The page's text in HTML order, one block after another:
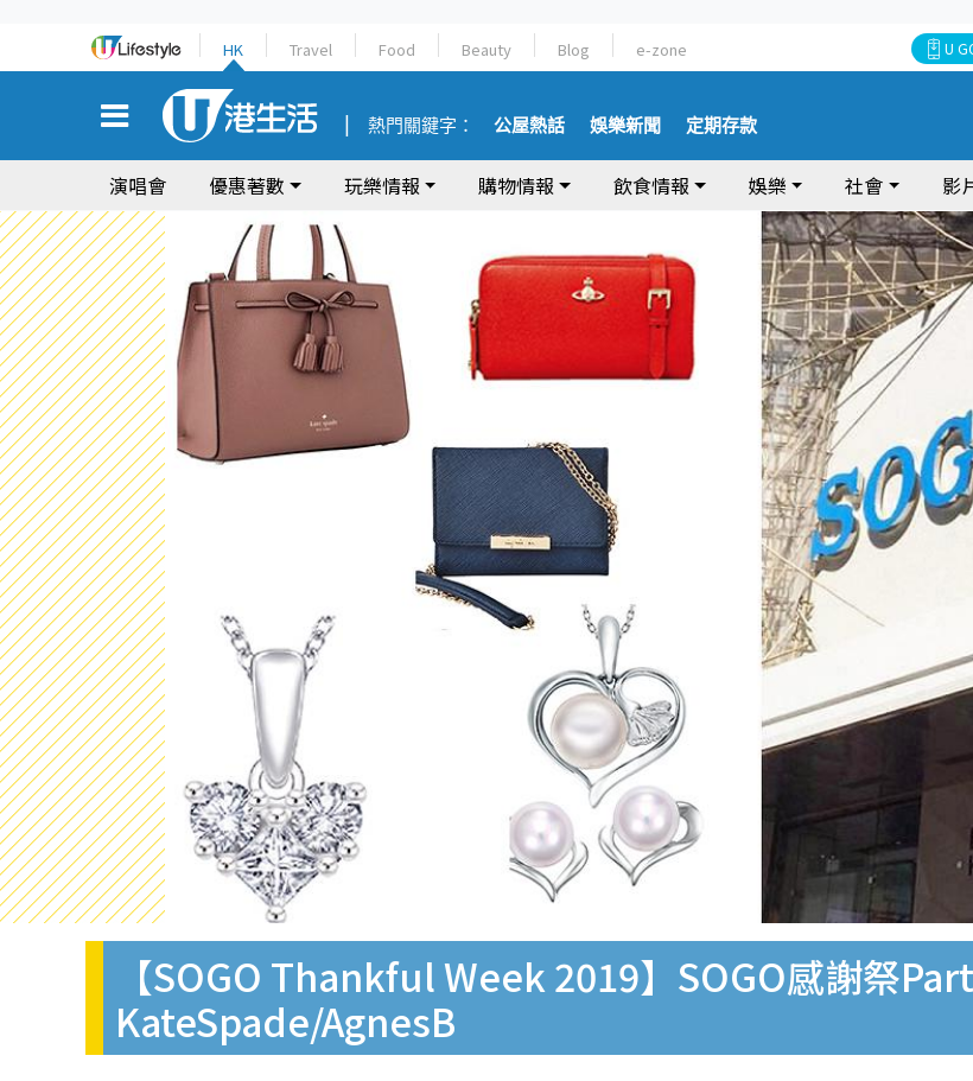
HK Travel Food Beauty Blog e-zone U
熱門關鍵字： 公屋熱話 娛樂新聞 定期存款
演唱會 優惠著數 玩樂情報 購物情報 飲食情報 娛樂 社會 影
【SOGO Thankful Week 2019】SOGO感謝祭
KateSpade/AgnesB